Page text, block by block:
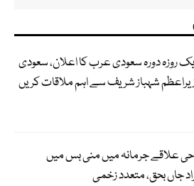
روزہ دورہ سعودی عرب کا اعلان، سعودی
شہباز شریف سے اہم ملاقات کریں
علاقے جرمانہ میں منی بس میں